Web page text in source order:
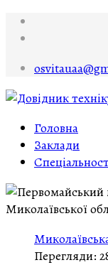
Головна
Заклади
Перегляди: